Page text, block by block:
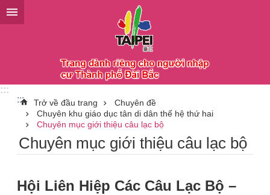
Chuyển đến khối nội dung chính
:::
:::
Trở về đầu trang
Chuyên đề
Chuyên khu giáo dục tân di dân thế hệ thứ hai
Chuyên mục giới thiệu câu lạc bộ
Chuyên mục giới thiệu câu lạc bộ
Hội Liên Hiệp Các Câu Lạc Bộ –